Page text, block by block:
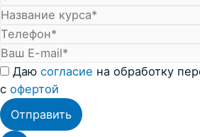
Даю согласие на обработку
с офертой